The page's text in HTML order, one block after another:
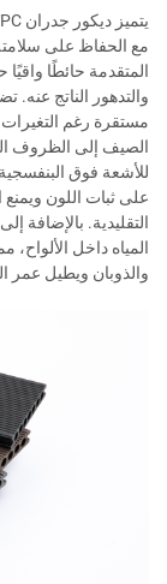
مع الحفاظ على
المتقدمة حائطًا
والتدهور الناتج عنه.
مستقرة رغم
الصيف إلى الظروف
للأشعة فوق
على ثبات اللون ويمنع
التقليدية. بالإضافة
المياه داخل
والذوبان ويطيل عمر